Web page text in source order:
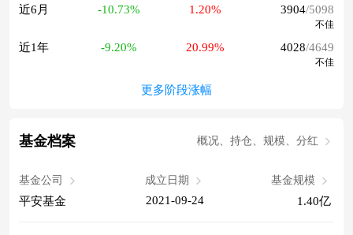
近6月 -10.73% 1.20% 3904/5098
不佳
近1年 -9.20% 20.99% 4028/4649
不佳
更多阶段涨幅
基金档案 概况、持仓、规模、分红
基金公司
平安基金
成立日期
2021-09-24
基金规模
1.40亿